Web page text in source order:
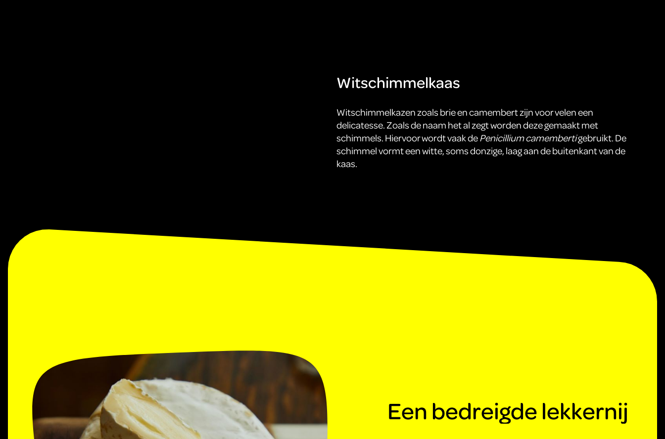
Witschimmelkaas
Witschimmelkazen zoals brie en camembert zijn voor velen een
delicatesse. Zoals de naam het al zegt worden deze gemaakt met
schimmels. Hiervoor wordt vaak dePenicillium camembertigebruikt. De
schimmel vormt een witte, soms donzige, laag aan de buitenkant van de
kaas.
Een bedreigde lekkernij